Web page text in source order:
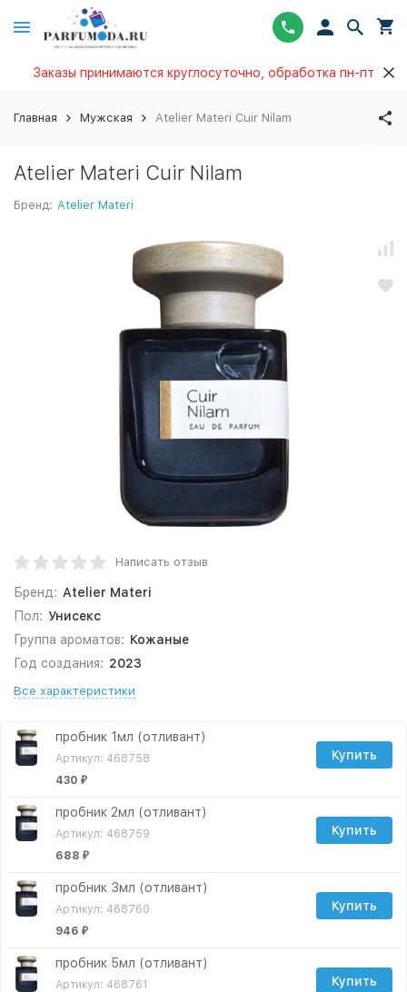
Заказы принимаются круглосуточно, обработка пн-пт
Главная Мужская Atelier Materi Cuir Nilam
Atelier Materi Cuir Nilam
Бренд: Atelier Materi
Написать отзыв
Бренд: Atelier Materi
Пол: Унисекс
Группа ароматов: Кожаные
Год создания: 2023
Все характеристики
пробник 1мл (отливант)
Артикул: 468758
430 ₽
Купить
пробник 2мл (отливант)
Артикул: 468759
688 ₽
Купить
пробник 3мл (отливант)
Артикул: 468760
946 ₽
Купить
пробник 5мл (отливант)
Артикул: 468761
Купить